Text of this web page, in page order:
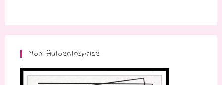
Mon Autoentreprise